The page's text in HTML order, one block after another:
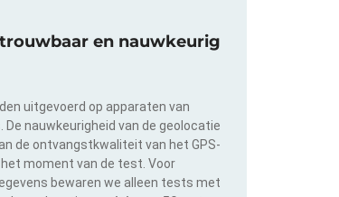
en nauwkeurig
uitgevoerd op apparaten van
De nauwkeurigheid van de geolocatie
de ontvangstkwaliteit van het GPS-
het moment van de test. Voor
bewaren we alleen tests met